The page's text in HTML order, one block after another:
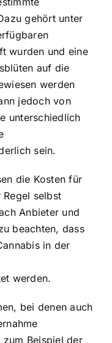
gehört unter
wurden und eine
auf die
werden
jedoch von
unterschiedlich
sein.
die Kosten für
selbst
Anbieter und
beachten, dass
in der
werden.
bei denen auch
zum Beispiel der